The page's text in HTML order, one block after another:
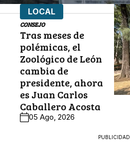
LOCAL
CONSEJO
Tras meses de
polémicas, el
Zoológico de León
cambia de
presidente, ahora
es Juan Carlos
Caballero Acosta
05 Ago, 2026
PUBLICIDAD